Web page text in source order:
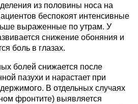
из половины носа на
беспокоят интенсивные
выраженные по утрам. У
снижение обоняния и
боль в глазах.
болей снижается после
пазухи и нарастает при
В отдельных случаях
фронтите) выявляется